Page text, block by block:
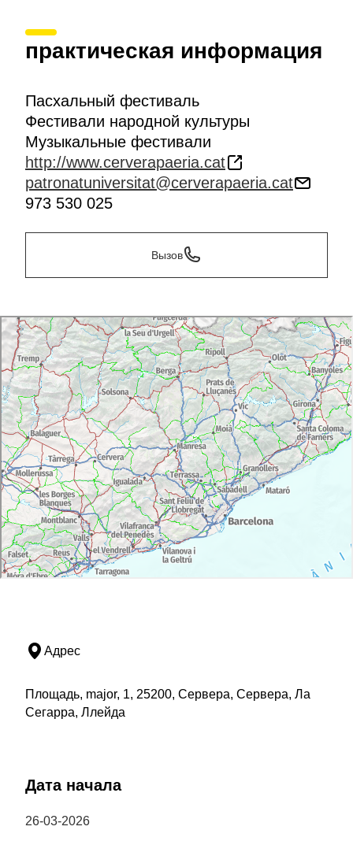
практическая информация
Пасхальный фестиваль
Фестивали народной культуры
Музыкальные фестивали
http://www.cerverapaeria.cat
patronatuniversitat@cerverapaeria.cat
973 530 025
Вызов
Адрес
Площадь, major, 1, 25200, Сервера, Сервера, Ла
Сегарра, Ллейда
Дата начала
26-03-2026